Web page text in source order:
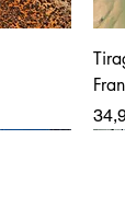
Prix